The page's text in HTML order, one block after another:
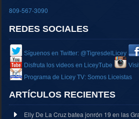
809-567-3090
REDES SOCIALES
Síguenos en Twitter: @TigresdelLicey
Disfruta los videos en LiceyTube
Programa de Licey TV: Somos Liceistas
ARTÍCULOS RECIENTES
Elly De La Cruz batea jonrón 19 en las